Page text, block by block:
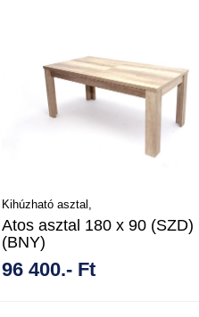
Kihúzható asztal,
Atos asztal 180 x 90 (SZD)
(BNY)
96 400.- Ft